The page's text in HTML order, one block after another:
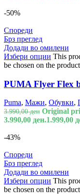
-50%
Спореди
Брз преглед
Додади во омилени
Избери опции This
be chosen on the
PUMA Flyer Flex
Puma, Мажи, Обувки,
3.990,00ден Original
3.990,00 ден.1.999,00
-43%
Спореди
Брз преглед
Додади во омилени
Избери опции This
be chosen on the